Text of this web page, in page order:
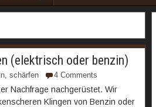
(elektrisch oder benzin)
, schärfen 4 Comments
Nachfrage nachgerüstet. Wir
Klingen von Benzin oder